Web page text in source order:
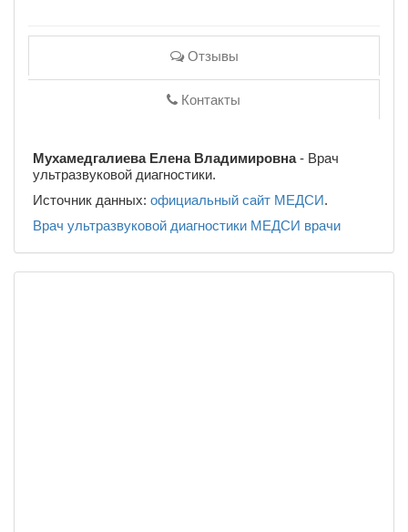
Отзывы
Контакты
Мухамедгалиева Елена Владимировна- Врач
ультразвуковой диагностики.
Источник данных: официальный сайт МЕДСИ.
Врач ультразвуковой диагностики МЕДСИ врачи